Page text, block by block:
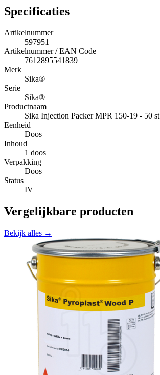
Specificaties
Artikelnummer
597951
Artikelnummer / EAN Code
7612895541839
Merk
Sika®
Serie
Sika®
Productnaam
Sika Injection Packer MPR 150-19 - 50 st
Eenheid
Doos
Inhoud
1 doos
Verpakking
Doos
Status
IV
Vergelijkbare producten
Bekijk alles →